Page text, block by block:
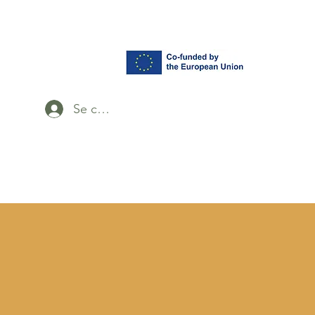
Se connecter